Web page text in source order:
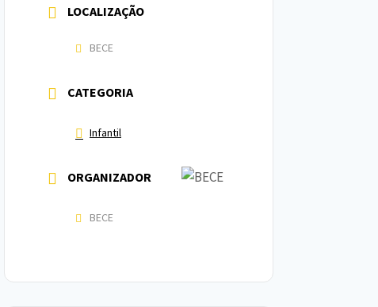
LOCALIZAÇÃO
BECE
CATEGORIA
Infantil
ORGANIZADOR
BECE